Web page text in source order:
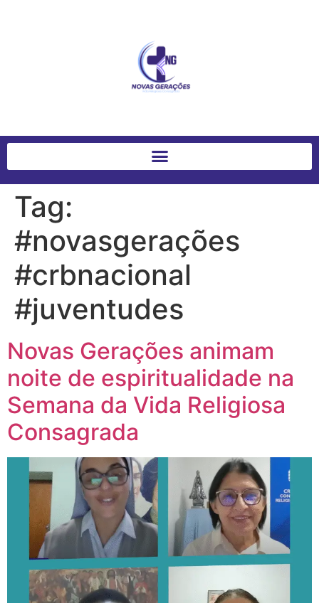
Tag:
#novasgerações
#crbnacional
#juventudes
Novas Gerações animam
noite de espiritualidade na
Semana da Vida Religiosa
Consagrada